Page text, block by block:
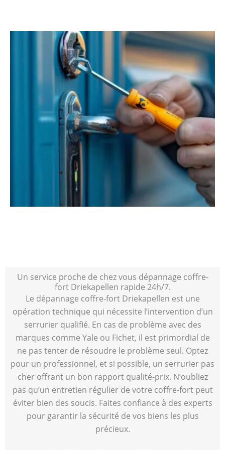
Un service proche de chez vous dépannage coffre-
fort Driekapellen rapide 24h/7.
Le dépannage coffre-fort Driekapellen est une
opération technique qui nécessite l’intervention d’un
serrurier qualifié. En cas de problème avec des
marques comme Yale ou Fichet, il est primordial de
ne pas tenter de résoudre le problème seul. Optez
pour un professionnel, et si possible, un serrurier pas
cher offrant un bon rapport qualité-prix. N’oubliez
pas qu’un entretien régulier de votre coffre-fort peut
éviter bien des soucis. Faites confiance à des experts
pour garantir la sécurité de vos biens les plus
précieux.